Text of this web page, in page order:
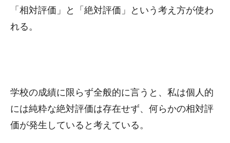
「相対評価」と「絶対評価」という考え方が使わ
れる。
学校の成績に限らず全般的に言うと、私は個人的
には純粋な絶対評価は存在せず、何らかの相対評
価が発生していると考えている。